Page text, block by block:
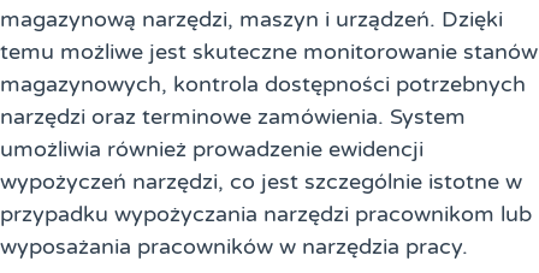
magazynową narzędzi, maszyn i urządzeń. Dzięki
temu możliwe jest skuteczne monitorowanie stanów
magazynowych, kontrola dostępności potrzebnych
narzędzi oraz terminowe zamówienia. System
umożliwia również prowadzenie ewidencji
wypożyczeń narzędzi, co jest szczególnie istotne w
przypadku wypożyczania narzędzi pracownikom lub
wyposażania pracowników w narzędzia pracy.